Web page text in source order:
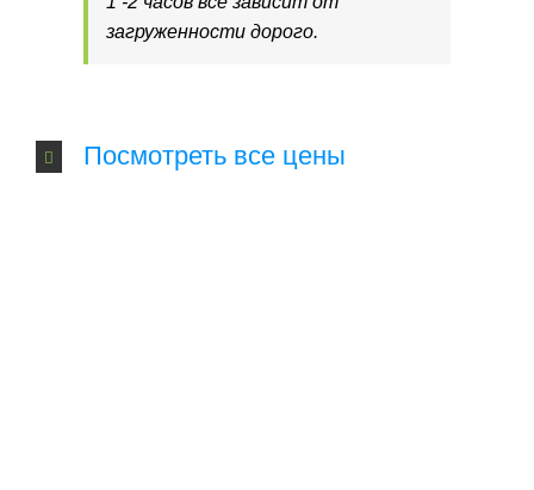
загруженности дорого.
Посмотреть все цены